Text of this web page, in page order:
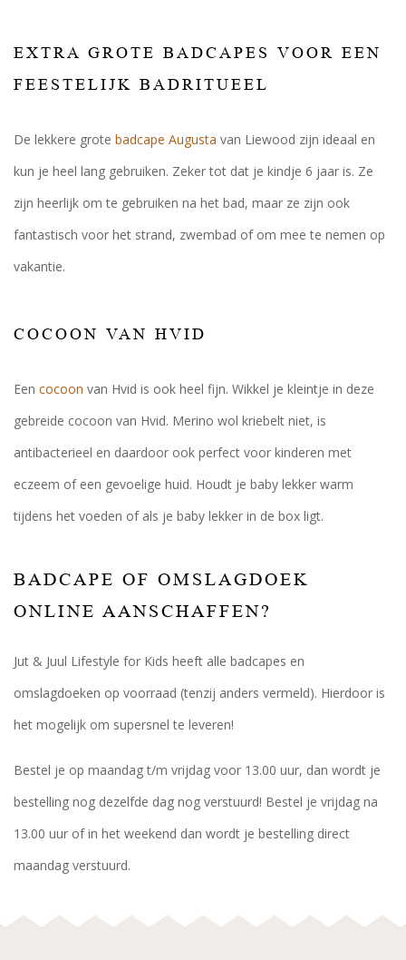
EXTRA GROTE BADCAPES VOOR EEN
FEESTELIJK BADRITUEEL
De lekkere grote badcape Augusta van Liewood zijn ideaal en
kun je heel lang gebruiken. Zeker tot dat je kindje 6 jaar is. Ze
zijn heerlijk om te gebruiken na het bad, maar ze zijn ook
fantastisch voor het strand, zwembad of om mee te nemen op
vakantie.
COCOON VAN HVID
Een cocoon van Hvid is ook heel fijn. Wikkel je kleintje in deze
gebreide cocoon van Hvid. Merino wol kriebelt niet, is
antibacterieel en daardoor ook perfect voor kinderen met
eczeem of een gevoelige huid. Houdt je baby lekker warm
tijdens het voeden of als je baby lekker in de box ligt.
BADCAPE OF OMSLAGDOEK
ONLINE AANSCHAFFEN?
Jut & Juul Lifestyle for Kids heeft alle badcapes en
omslagdoeken op voorraad (tenzij anders vermeld). Hierdoor is
het mogelijk om supersnel te leveren!
Bestel je op maandag t/m vrijdag voor 13.00 uur, dan wordt je
bestelling nog dezelfde dag nog verstuurd! Bestel je vrijdag na
13.00 uur of in het weekend dan wordt je bestelling direct
maandag verstuurd.